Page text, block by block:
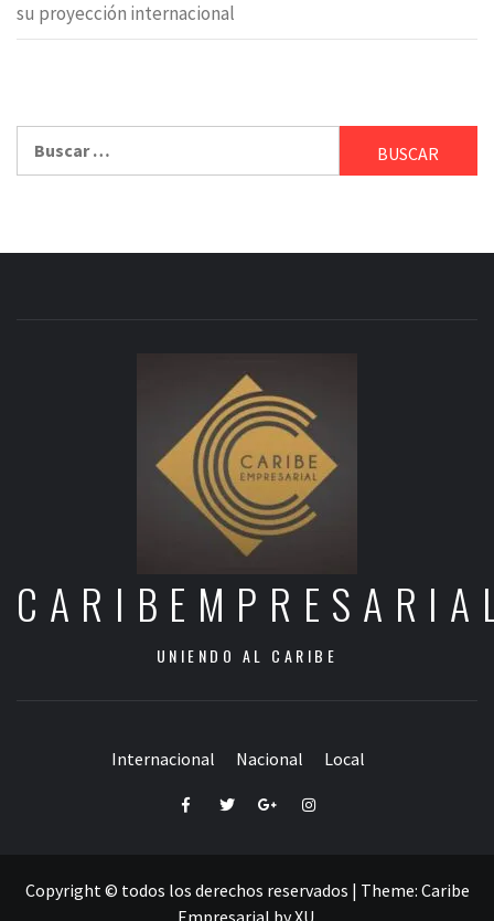
su proyección internacional
UNIENDO AL CARIBE
Internacional Nacional Local
FacebookTwitterGoogle+Instagram
Copyright © todos los derechos reservados | Theme: Caribe